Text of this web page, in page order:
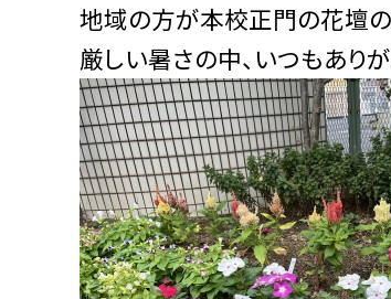
地域の方が本校正門の花壇の
厳しい暑さの中、いつもありが